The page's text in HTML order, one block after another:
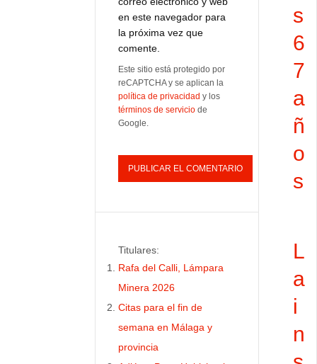
en este navegador para
la próxima vez que
comente.
Este sitio está protegido por
reCAPTCHA y se aplican la
política de privacidad y los
términos de servicio de
Google.
Titulares:
Rafa del Calli, Lámpara
Minera 2026
Citas para el fin de
semana en Málaga y
provincia
s
6
7
a
ñ
o
s
L
a
i
n